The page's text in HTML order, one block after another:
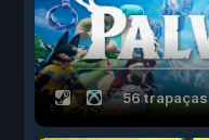
56 trapaças